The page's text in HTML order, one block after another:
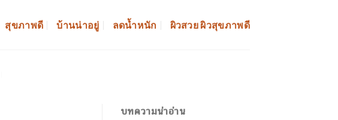
สุขภาพดี บ้านน่าอยู่ ลดน้ำหนัก ผิวสวย ผิวสุขภาพดี
บทความน่าอ่าน